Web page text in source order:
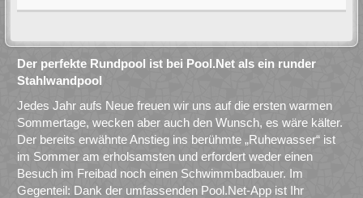
Der perfekte Rundpool ist bei Pool.Net als ein runder
Stahlwandpool
Jedes Jahr aufs Neue freuen wir uns auf die ersten warmen
Sommertage, wecken aber auch den Wunsch, es wäre kälter.
Der bereits erwähnte Anstieg ins berühmte „Ruhewasser“ ist
im Sommer am erholsamsten und erfordert weder einen
Besuch im Freibad noch einen Schwimmbadbauer. Im
Gegenteil: Dank der umfassenden Pool.Net-App ist Ihr